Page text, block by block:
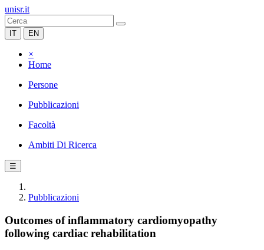
unisr.it
IT EN
×
Home
Persone
Pubblicazioni
Facoltà
Ambiti Di Ricerca
☰
Pubblicazioni
Outcomes of inflammatory cardiomyopathy
following cardiac rehabilitation